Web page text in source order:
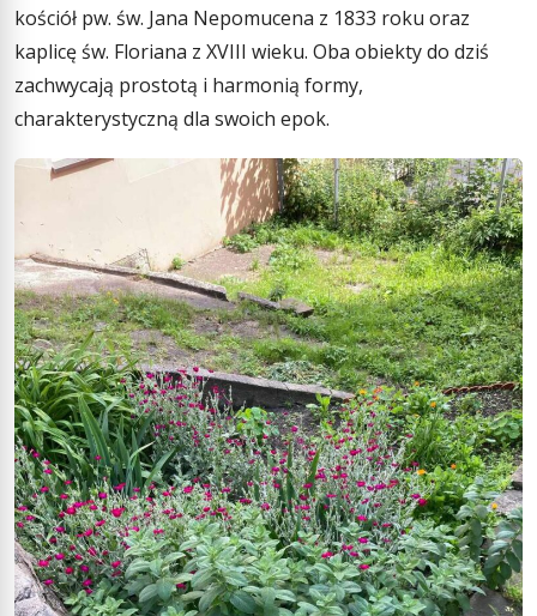
kościół pw. św. Jana Nepomucena z 1833 roku oraz
kaplicę św. Floriana z XVIII wieku. Oba obiekty do dziś
zachwycają prostotą i harmonią formy,
charakterystyczną dla swoich epok.